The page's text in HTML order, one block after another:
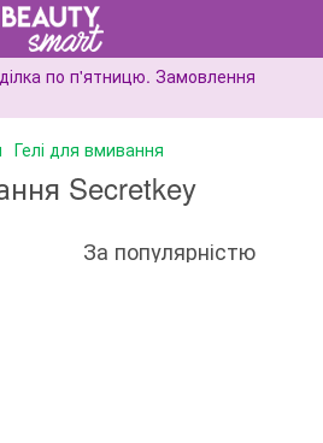
по п'ятницю. Замовлення
Гелі для вмивання
Secretkey
За популярністю